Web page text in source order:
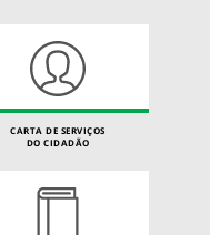
CARTA DE SERVIÇOS
DO CIDADÃO